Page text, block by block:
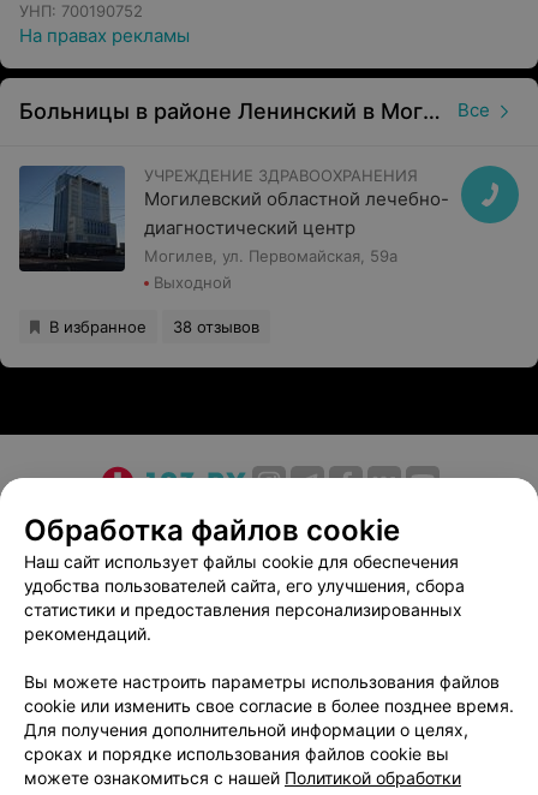
УНП: 700190752
На правах рекламы
Больницы в районе Ленинский в Могилеве Все
УЧРЕЖДЕНИЕ ЗДРАВООХРАНЕНИЯ
Могилевский областной лечебно-
диагностический центр
Могилев, ул. Первомайская, 59а
Выходной
В избранное 38 отзывов
О проекте Новости проекта
Размещение рекламы
Медицинский маркетинг
Публичный договор
Пользовательское соглашение
Способы оплаты
Вакансии
Партнеры
Написать в поддержку
Персональные настройки cookie
Обработка персональных данных
Обработка файлов cookie
Наш сайт использует файлы cookie для обеспечения
удобства пользователей сайта, его улучшения, сбора
статистики и предоставления персонализированных
рекомендаций.
Вы можете настроить параметры использования файлов
cookie или изменить свое согласие в более позднее время.
Для получения дополнительной информации о целях,
сроках и порядке использования файлов cookie вы
можете ознакомиться с нашей Политикой обработки